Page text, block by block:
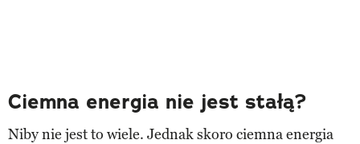
Ciemna energia nie jest stałą?
Niby nie jest to wiele. Jednak skoro ciemna energia